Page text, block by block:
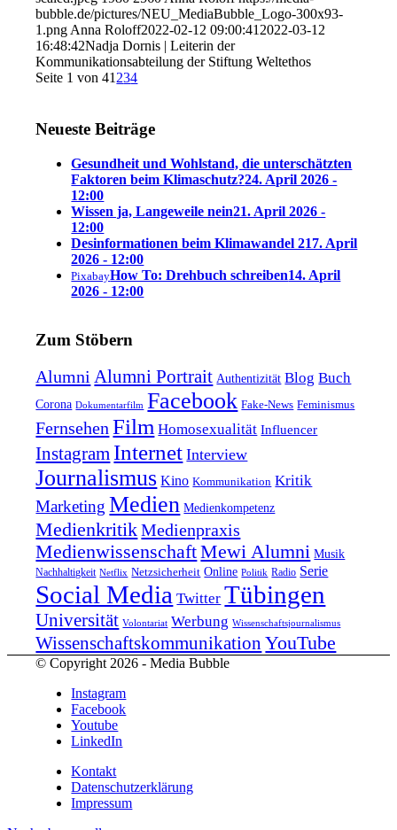
bubble.de/pictures/NEU_MediaBubble_Logo-300x93-
1.png Anna Roloff2022-02-12 09:00:41 2022-03-12
16:48:42Nadja Dornis | Leiterin der
Kommunikationsabteilung der Stiftung Weltethos
Seite 1 von 41 234
Neueste Beiträge
Gesundheit und Wohlstand, die unterschätzten
Faktoren beim Klimaschutz?24. April 2026 -
12:00
Wissen ja, Langeweile nein21. April 2026 -
12:00
Desinformationen beim Klimawandel 217. April
2026 - 12:00
PixabayHow To: Drehbuch schreiben14. April
2026 - 12:00
Zum Stöbern
Alumni Alumni Portrait Authentizität Blog Buch
Corona Dokumentarfilm Facebook Fake-News Feminismus
Fernsehen Film Homosexualität Influencer
Instagram Internet Interview
Journalismus Kino Kommunikation Kritik
Marketing Medien Medienkompetenz
Medienkritik Medienpraxis
MedienwissenschaftMewi Alumni Musik
Nachhaltigkeit Netflix Netzsicherheit Online Politik Radio Serie
Social Media Twitter Tübingen
Universität Volontariat Werbung Wissenschaftsjournalismus
Wissenschaftskommunikation YouTube
© Copyright 2026 - Media Bubble
Instagram
Facebook
Youtube
LinkedIn
Kontakt
Datenschutzerklärung
Impressum